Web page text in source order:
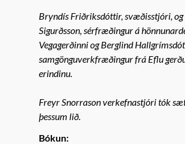
Bryndís Friðriksdóttir, svæðisstjóri, og
Sigurðsson, sérfræðingur á
Vegagerðinni og Berglind
samgönguverkfræðingur frá Eflu
erindinu.
Freyr Snorrason verkefnastjóri tók
þessum lið.
Bókun: